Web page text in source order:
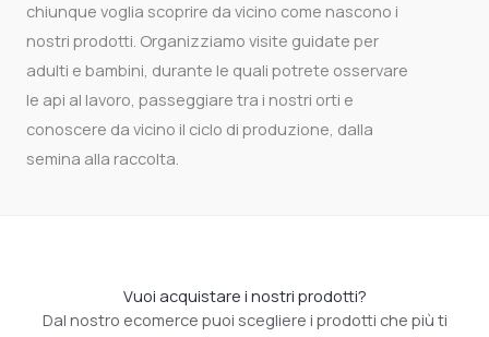
chiunque voglia scoprire da vicino come nascono i
nostri prodotti. Organizziamo visite guidate per
adulti e bambini, durante le quali potrete osservare
le api al lavoro, passeggiare tra i nostri orti e
conoscere da vicino il ciclo di produzione, dalla
semina alla raccolta.
Vuoi acquistare i nostri prodotti?
Dal nostro ecomerce puoi scegliere i prodotti che più ti